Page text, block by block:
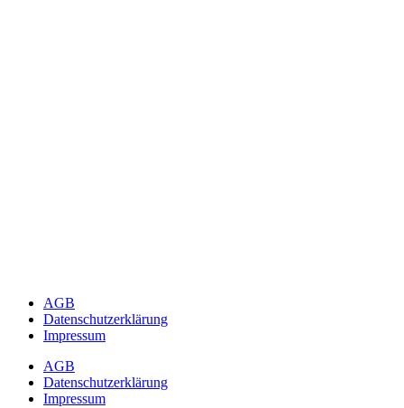
AGB
Datenschutzerklärung
Impressum
AGB
Datenschutzerklärung
Impressum